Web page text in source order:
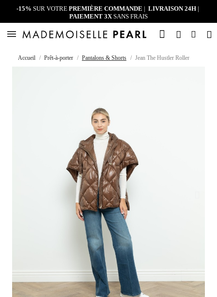
-15% SUR VOTRE PREMIÈRE COMMANDE | LIVRAISON 24H |
PAIEMENT 3XSANS FRAIS
Accueil Prêt-à-porter Pantalons & Shorts Jean The Hustler Roller Skimp